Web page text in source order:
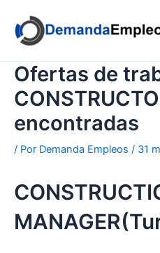
contenido
Ofertas de
encontradas
/ Por Demanda Empleos / 31